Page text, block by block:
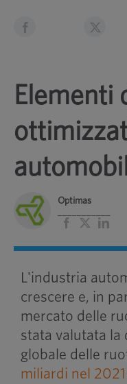
Elementi
Optimas
Facebook
X
L'industria
crescere e, in
mercato delle
stata valutata la
globale delle
miliardi nel 2021